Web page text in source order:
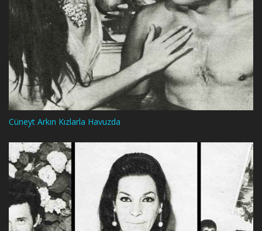
Cüneyt Arkın Kızlarla Havuzda